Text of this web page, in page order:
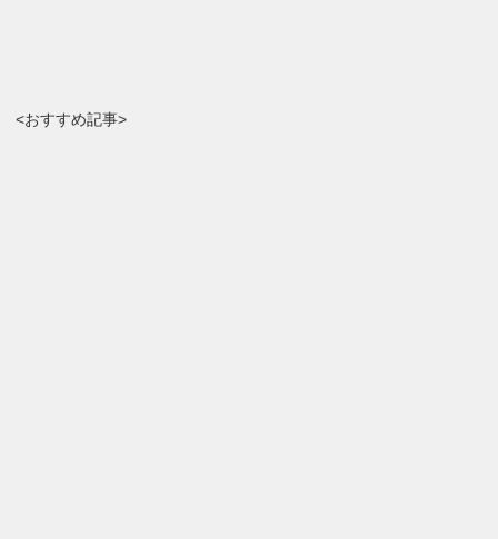
<おすすめ記事>